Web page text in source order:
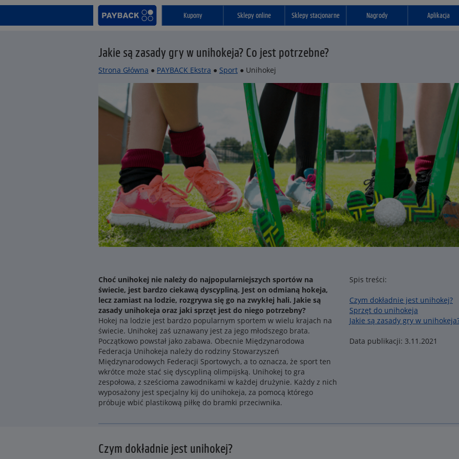
Kupony Sklepy online Sklepy stacjonarne Nagrody Aplikacja
Jakie są zasady gry w unihokeja? Co jest potrzebne?
Strona Główna ● PAYBACK Ekstra ● Sport ● Unihokej
Choć unihokej nie należy do najpopularniejszych sportów na
świecie, jest bardzo ciekawą dyscypliną. Jest on odmianą hokeja,
lecz zamiast na lodzie, rozgrywa się go na zwykłej hali. Jakie są
zasady unihokeja oraz jaki sprzęt jest do niego potrzebny?
Hokej na lodzie jest bardzo popularnym sportem w wielu krajach na
świecie. Unihokej zaś uznawany jest za jego młodszego brata.
Początkowo powstał jako zabawa. Obecnie Międzynarodowa
Federacja Unihokeja należy do rodziny Stowarzyszeń
Międzynarodowych Federacji Sportowych, a to oznacza, że sport ten
wkrótce może stać się dyscypliną olimpijską. Unihokej to gra
zespołowa, z sześcioma zawodnikami w każdej drużynie. Każdy z nich
wyposażony jest specjalny kij do unihokeja, za pomocą którego
próbuje wbić plastikową piłkę do bramki przeciwnika.
Spis treści:
Czym dokładnie jest unihokej?
Sprzęt do unihokeja
Jakie są zasady gry w
Data publikacji: 3.11.2021
Czym dokładnie jest unihokej?